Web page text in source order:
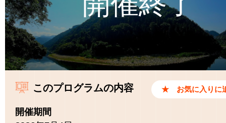
このプログラムの内容
開催期間